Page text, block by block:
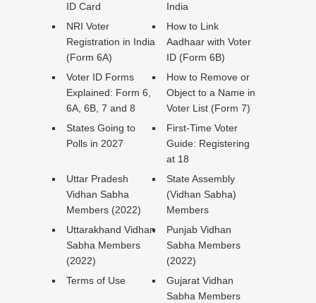
ID Card
India
NRI Voter
Registration in India
(Form 6A)
How to Link
Aadhaar with Voter
ID (Form 6B)
Voter ID Forms
Explained: Form 6,
6A, 6B, 7 and 8
How to Remove or
Object to a Name in
Voter List (Form 7)
States Going to
Polls in 2027
First-Time Voter
Guide: Registering
at 18
Uttar Pradesh
Vidhan Sabha
Members (2022)
State Assembly
(Vidhan Sabha)
Members
Uttarakhand Vidhan
Sabha Members
(2022)
Punjab Vidhan
Sabha Members
(2022)
Terms of Use
Gujarat Vidhan
Sabha Members